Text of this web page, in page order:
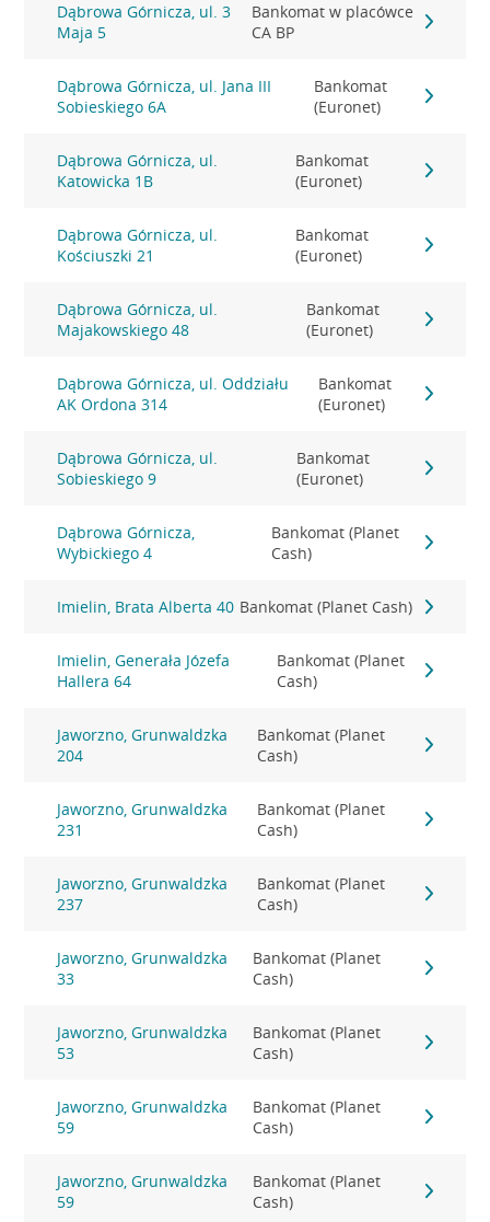
Dąbrowa Górnicza, ul. 3
Maja 5
Bankomat w placówce
CA BP
Dąbrowa Górnicza, ul. Jana III
Sobieskiego 6A
Bankomat
(Euronet)
Dąbrowa Górnicza, ul.
Katowicka 1B
Bankomat
(Euronet)
Dąbrowa Górnicza, ul.
Kościuszki 21
Bankomat
(Euronet)
Dąbrowa Górnicza, ul.
Majakowskiego 48
Bankomat
(Euronet)
Dąbrowa Górnicza, ul. Oddziału
AK Ordona 314
Bankomat
(Euronet)
Dąbrowa Górnicza, ul.
Sobieskiego 9
Bankomat
(Euronet)
Dąbrowa Górnicza,
Wybickiego 4
Bankomat (Planet
Cash)
Imielin, Brata Alberta 40 Bankomat (Planet Cash)
Imielin, Generała Józefa
Hallera 64
Bankomat (Planet
Cash)
Jaworzno, Grunwaldzka
204
Bankomat (Planet
Cash)
Jaworzno, Grunwaldzka
231
Bankomat (Planet
Cash)
Jaworzno, Grunwaldzka
237
Bankomat (Planet
Cash)
Jaworzno, Grunwaldzka
33
Bankomat (Planet
Cash)
Jaworzno, Grunwaldzka
53
Bankomat (Planet
Cash)
Jaworzno, Grunwaldzka
59
Bankomat (Planet
Cash)
Jaworzno, Grunwaldzka
59
Bankomat (Planet
Cash)